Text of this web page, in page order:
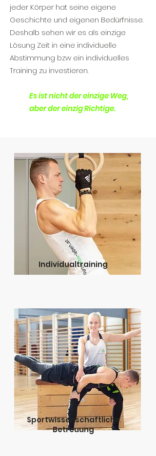
jeder Körper hat seine eigene
Geschichte und eigenen Bedürfnisse.
Deshalb sehen wir es als einzige
Lösung Zeit in eine individuelle
Abstimmung bzw ein individuelles
Training zu investieren.
Es ist nicht der einzige Weg,
aber der einzig Richtige.
Individualtraining
Sportwissenschaftliche
Betreuung